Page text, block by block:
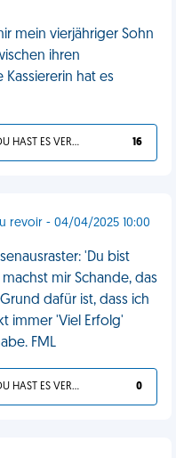
mein vierjähriger Sohn
ihren
Kassiererin hat es
DU HAST ES VERDIENT 16
revoir - 04/04/2025 10:00
'Du bist
mir Schande, das
dafür ist, dass ich
immer 'Viel Erfolg'
FML
DU HAST ES VERDIENT 0